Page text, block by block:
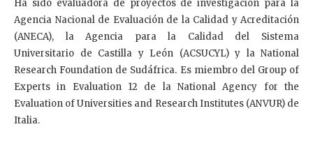
Ha sido evaluadora de proyectos de investigación para la
Agencia Nacional de Evaluación de la Calidad y Acreditación
(ANECA), la Agencia para la Calidad del Sistema
Universitario de Castilla y León (ACSUCYL) y la National
Research Foundation de Sudáfrica. Es miembro del Group of
Experts in Evaluation 12 de la National Agency for the
Evaluation of Universities and Research Institutes (ANVUR) de
Italia.